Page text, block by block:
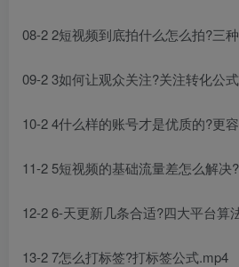
08-2 2短视频到底拍什么怎么拍?三
09-2 3如何让观众关注?关注转化公
10-2 4什么样的账号才是优质的?更
11-2 5短视频的基础流量差怎么解决
12-2 6-天更新几条合适?四大平台算
13-2 7怎么打标签?打标签公式.mp4